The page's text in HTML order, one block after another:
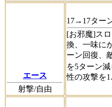
エース
射撃/自由
17→17ター
[お邪魔]ス
換、一味に
ーン回復、
を5ターン
性の攻撃を